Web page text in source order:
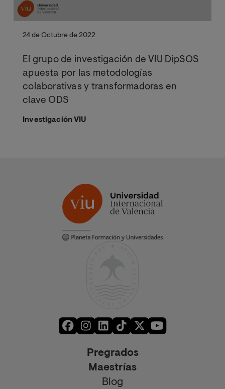
24 de Octubre de 2022
El grupo de investigación de VIU DipSOS
apuesta por las metodologías
colaborativas y transformadoras en
clave ODS
Investigación VIU
Pregrados
Maestrías
Blog